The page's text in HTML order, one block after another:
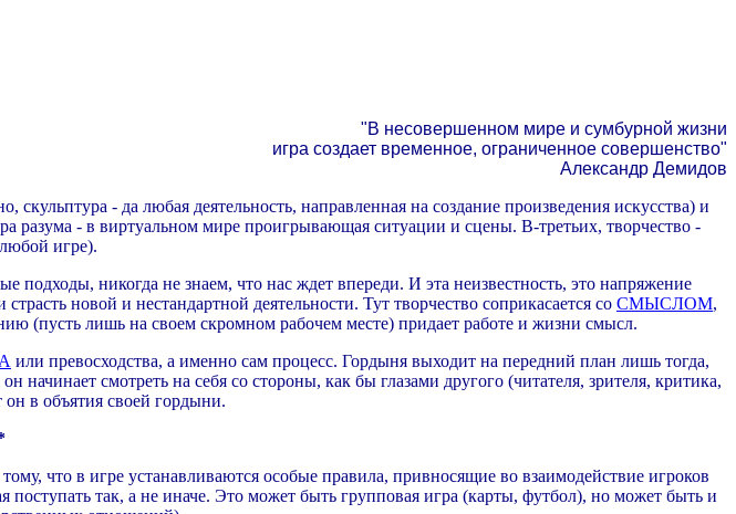
"В несовершенном мире и сумбурной жизни
игра создает временное, ограниченное совершенство"
Александр Демидов
- да любая деятельность, направленная на создание произведения искусства) и
разума - в виртуальном мире проигрывающая ситуации и сцены. В-третьих, творчество -
игре).
никогда не знаем, что нас ждет впереди. И эта неизвестность, это напряжение
страсть новой и нестандартной деятельности. Тут творчество соприкасается со СМЫСЛОМ,
(пусть лишь на своем скромном рабочем месте) придает работе и жизни смысл.
или превосходства, а именно сам процесс. Гордыня выходит на передний план лишь тогда,
начинает смотреть на себя со стороны, как бы глазами другого (читателя, зрителя, критика,
он в объятия своей гордыни.
что в игре устанавливаются особые правила, привносящие во взаимодействие игроков
так, а не иначе. Это может быть групповая игра (карты, футбол), но может быть и